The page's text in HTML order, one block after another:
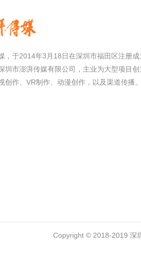
，于2014年3月18日在深圳市福田区注册成
圳市澎湃传媒有限公司，主业为大型项目创
创作、VR制作、动漫创作，以及渠道传播。
Copyright © 2018-2019 深